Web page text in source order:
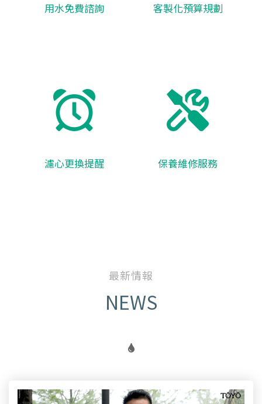
用水免費諮詢 客製化預算規劃
濾心更換提醒 保養維修服務
最新情報